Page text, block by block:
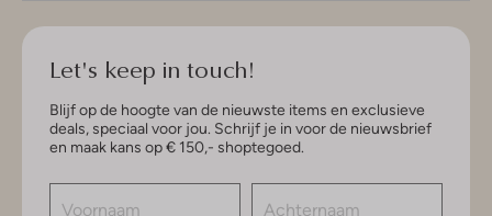
Let's keep in touch!
Blijf op de hoogte van de nieuwste items en exclusieve
deals, speciaal voor jou. Schrijf je in voor de nieuwsbrief
en maak kans op € 150,- shoptegoed.